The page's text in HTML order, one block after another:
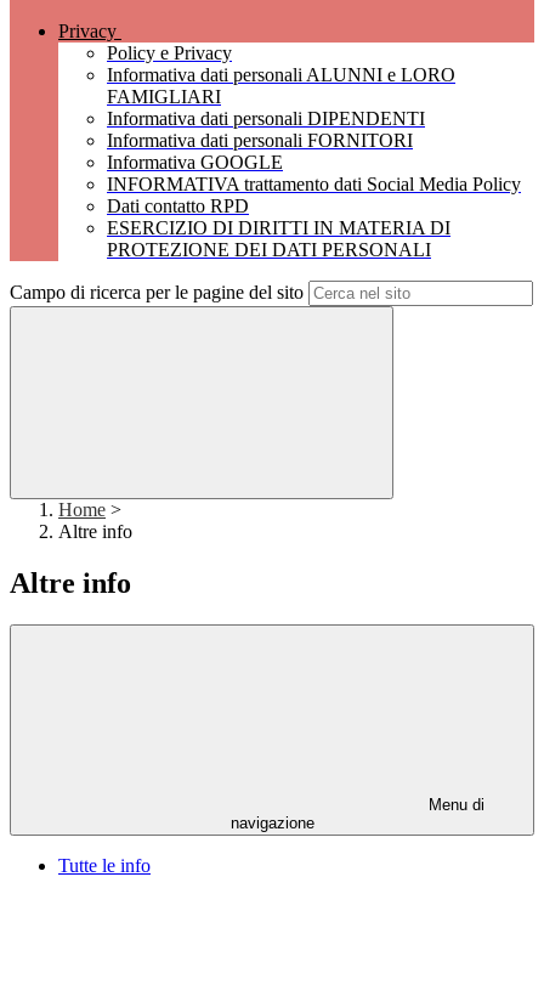
Privacy
Policy e Privacy
Informativa dati personali ALUNNI e LORO
FAMIGLIARI
Informativa dati personali DIPENDENTI
Informativa dati personali FORNITORI
Informativa GOOGLE
INFORMATIVA trattamento dati Social Media Policy
Dati contatto RPD
ESERCIZIO DI DIRITTI IN MATERIA DI
PROTEZIONE DEI DATI PERSONALI
Campo di ricerca per le pagine del sito
Home >
Altre info
Altre info
Menu di
navigazione
Tutte le info